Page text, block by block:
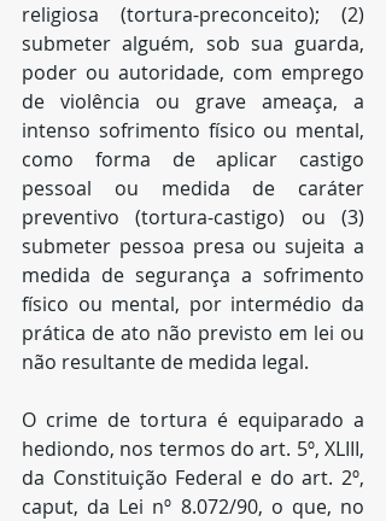
religiosa (tortura-preconceito); (2)
submeter alguém, sob sua guarda,
poder ou autoridade, com emprego
de violência ou grave ameaça, a
intenso sofrimento físico ou mental,
como forma de aplicar castigo
pessoal ou medida de caráter
preventivo (tortura-castigo) ou (3)
submeter pessoa presa ou sujeita a
medida de segurança a sofrimento
físico ou mental, por intermédio da
prática de ato não previsto em lei ou
não resultante de medida legal.
O crime de tortura é equiparado a
hediondo, nos termos do art. 5º, XLIII,
da Constituição Federal e do art. 2º,
caput, da Lei nº 8.072/90, o que, no